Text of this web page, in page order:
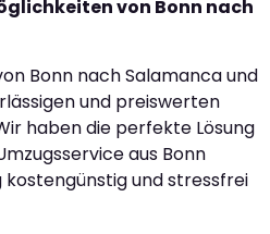
von Bonn nach
Bonn nach Salamanca und
und preiswerten
haben die perfekte Lösung
aus Bonn
kostengünstig und stressfrei